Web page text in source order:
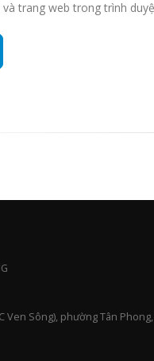
trang web trong trình
Ven Sông), phường Tân